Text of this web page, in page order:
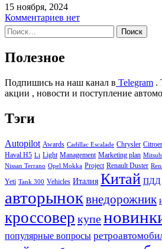
15 ноября, 2024
Комментариев нет
Найти:
Полезное
Подпишись на наш канал в Telegram .
акции , новости и поступление
Тэги
Autopilot Awards Cadillac Escalade Chrysler
Haval H5 Li Light Management Marketing plan
Nissan Terrano Opel Mokka Project Renault Duster
Yeti Tank 300 Vehicles Италия Китай ПДД
авторыноквнедорожник
кроссовер купе
популярные вопросы